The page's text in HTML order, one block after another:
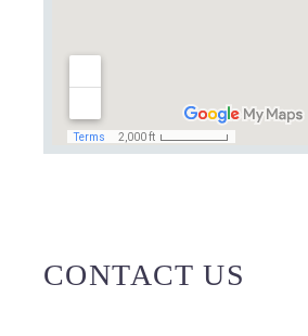
CONTACT US